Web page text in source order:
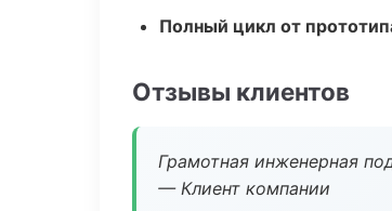
Полный цикл от
Отзывы клиентов
Грамотная инженерная
— Клиент компании